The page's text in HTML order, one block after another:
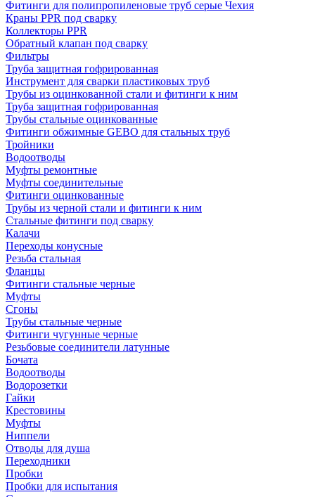
Фитинги для полипропиленовые труб серые Чехия
Краны PPR под сварку
Коллекторы PPR
Обратный клапан под сварку
Фильтры
Труба защитная гофрированная
Инструмент для сварки пластиковых труб
Трубы из оцинкованной стали и фитинги к ним
Труба защитная гофрированная
Трубы стальные оцинкованные
Фитинги обжимные GEBO для стальных труб
Тройники
Водоотводы
Муфты ремонтные
Муфты соединительные
Фитинги оцинкованные
Трубы из черной стали и фитинги к ним
Стальные фитинги под сварку
Калачи
Переходы конусные
Резьба стальная
Фланцы
Фитинги стальные черные
Муфты
Сгоны
Трубы стальные черные
Фитинги чугунные черные
Резьбовые соединители латунные
Бочата
Водоотводы
Водорозетки
Гайки
Крестовины
Муфты
Ниппели
Отводы для душа
Переходники
Пробки
Пробки для испытания